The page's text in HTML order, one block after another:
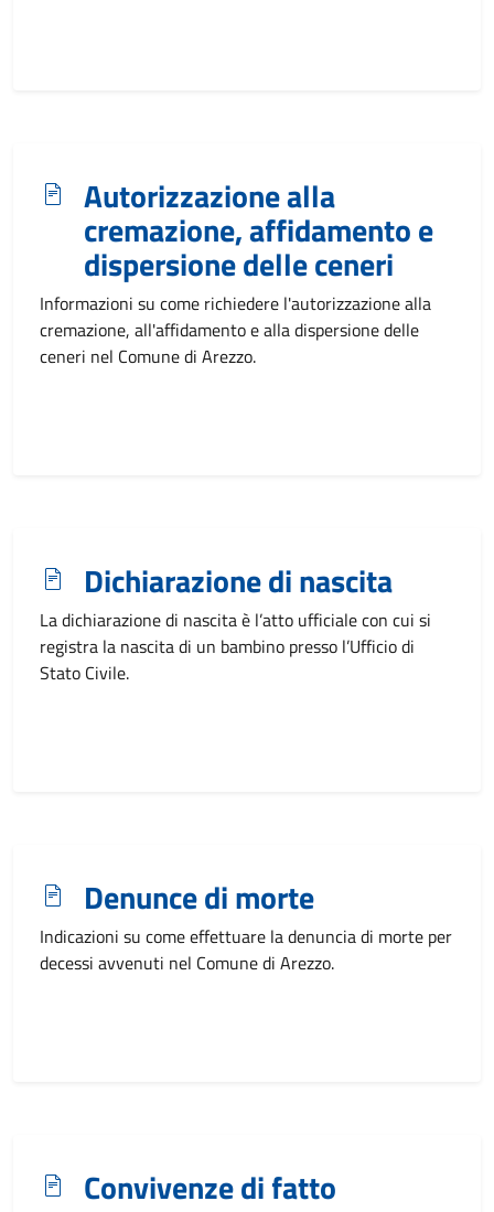
Autorizzazione alla
cremazione, affidamento e
dispersione delle ceneri
Informazioni su come richiedere l'autorizzazione alla
cremazione, all'affidamento e alla dispersione delle
ceneri nel Comune di Arezzo.
Dichiarazione di nascita
La dichiarazione di nascita è l’atto ufficiale con cui si
registra la nascita di un bambino presso l’Ufficio di
Stato Civile.
Denunce di morte
Indicazioni su come effettuare la denuncia di morte per
decessi avvenuti nel Comune di Arezzo.
Convivenze di fatto